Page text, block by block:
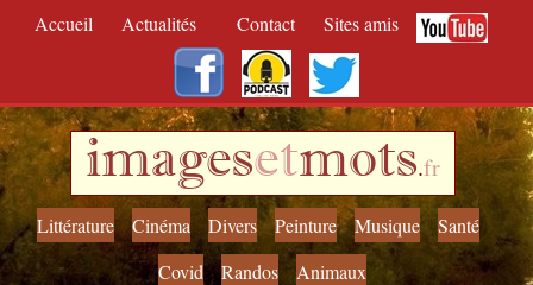
Accueil Actualités Contact Sites amis
imagesetmots.fr
Littérature Cinéma Divers Peinture Musique
Santé
Covid
Randos Animaux